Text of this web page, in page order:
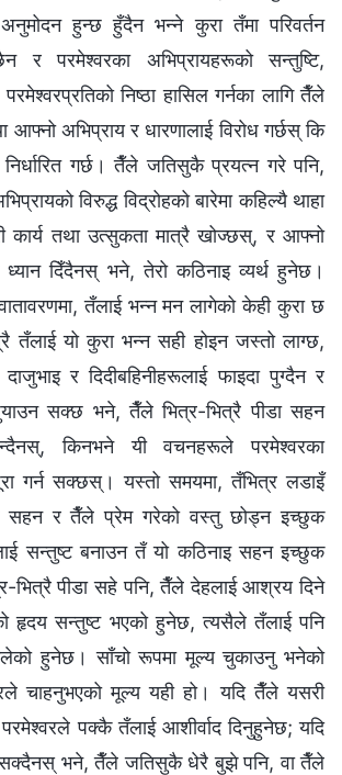
हुन्छ हुँदैन भन्‍ने कुरा तँमा परिवर्तन
परमेश्‍वरका अभिप्रायहरूको सन्तुष्टि,
निष्ठा हासिल गर्नका लागि तैँले
अभिप्राय र धारणालाई विरोध गर्छस् कि
गर्छ। तैँले जतिसुकै प्रयत्न गरे पनि,
विरुद्ध विद्रोहको बारेमा कहिल्यै थाहा
कार्य तथा उत्सुकता मात्रै खोज्छस्, र आफ्नो
ध्यान दिँदैनस् भने, तेरो कठिनाइ व्यर्थ हुनेछ।
तँलाई भन्न मन लागेको केही कुरा छ
तँलाई यो कुरा भन्न सही होइन जस्तो लाग्छ,
र दिदीबहिनीहरूलाई फाइदा पुग्दैन र
सक्छ भने, तैँले भित्र-भित्रै पीडा सहन
किनभने यी वचनहरूले परमेश्‍वरका
गर्न सक्छस्। यस्तो समयमा, तँभित्र लडाइँ
सहन र तैँले प्रेम गरेको वस्तु छोड्न इच्छुक
सन्तुष्ट बनाउन तँ यो कठिनाइ सहन इच्छुक
भित्रै पीडा सहे पनि, तैँले देहलाई आश्रय दिने
हृदय सन्तुष्ट भएको हुनेछ, त्यसैले तँलाई पनि
हुनेछ। साँचो रूपमा मूल्य चुकाउनु भनेको
चाहनुभएको मूल्य यही हो। यदि तैँले यसरी
पक्कै तँलाई आशीर्वाद दिनुहुनेछ; यदि
सक्दैनस् भने, तैँले जतिसुकै धेरै बुझे पनि, वा तैँले